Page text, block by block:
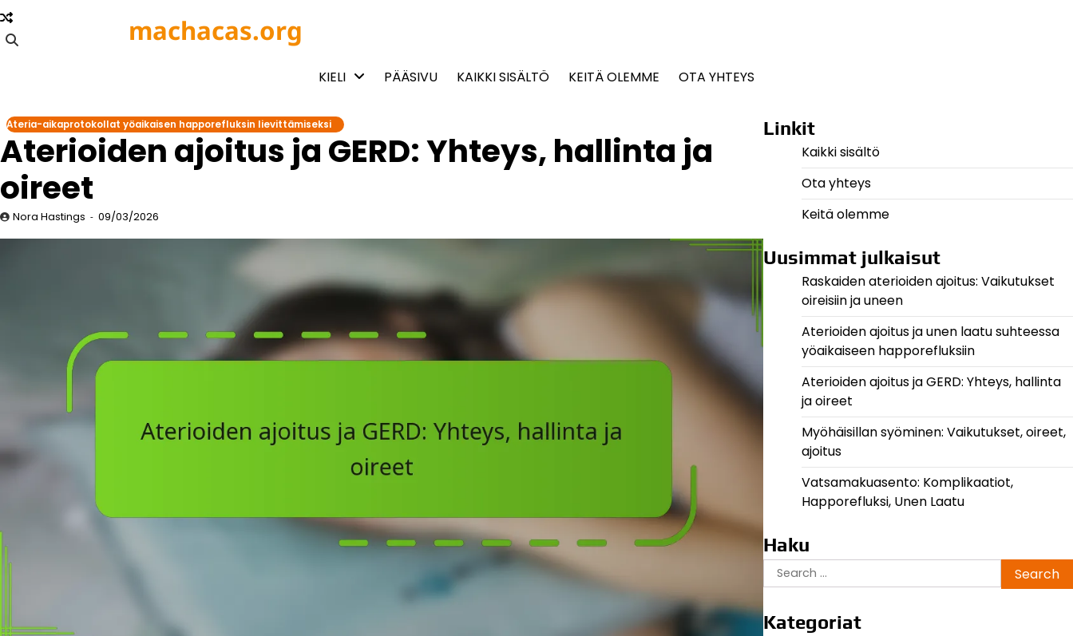
Skip
to
content
machacas.org
KIELI PÄÄSIVU KAIKKI SISÄLTÖ KEITÄ OLEMME OTA YHTEYS
Ateria-aikaprotokollat yöaikaisen happorefluksin lievittämiseksi
Aterioiden ajoitus ja GERD: Yhteys, hallinta ja
oireet
Nora Hastings 09/03/2026
Linkit
Kaikki sisältö
Ota yhteys
Keitä olemme
Uusimmat julkaisut
Raskaiden aterioiden ajoitus: Vaikutukset
oireisiin ja uneen
Aterioiden ajoitus ja unen laatu suhteessa
yöaikaiseen happorefluksiin
Aterioiden ajoitus ja GERD: Yhteys, hallinta
ja oireet
Myöhäisillan syöminen: Vaikutukset, oireet,
ajoitus
Vatsamakuasento: Komplikaatiot,
Happorefluksi, Unen Laatu
Haku
Search
for:
Kategoriat